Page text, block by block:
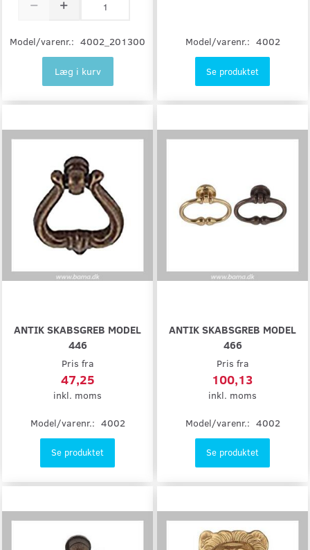
Model/varenr.: 4002_201300
Læg i kurv
Model/varenr.: 4002
Se produktet
ANTIK SKABSGREB MODEL
446
Pris fra
47,25
inkl. moms
Model/varenr.: 4002
Se produktet
ANTIK SKABSGREB MODEL
466
Pris fra
100,13
inkl. moms
Model/varenr.: 4002
Se produktet